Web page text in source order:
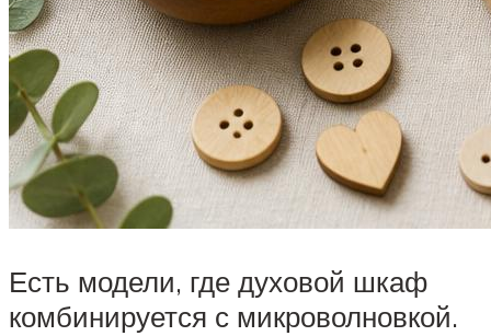
Есть модели, где духовой шкаф
комбинируется с микроволновкой.